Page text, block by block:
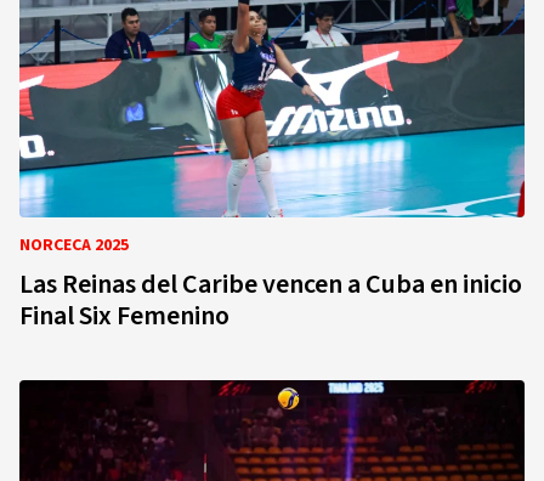
NORCECA 2025
Las Reinas del Caribe vencen a Cuba en inicio
Final Six Femenino